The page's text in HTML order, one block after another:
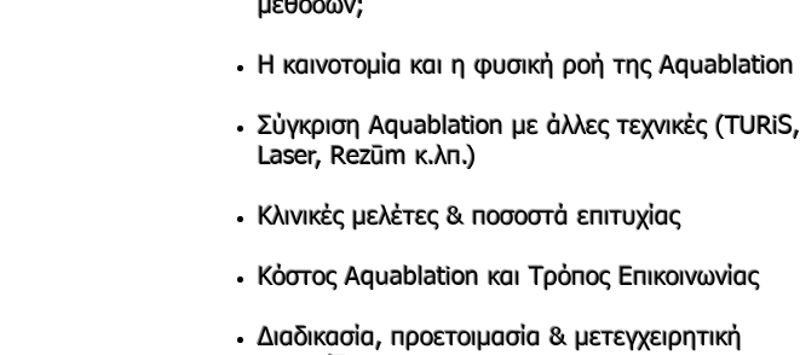
μεθόδων;
Η καινοτομία και η φυσική ροή της Aquablation
Σύγκριση Aquablation με άλλες τεχνικές (TURiS,
Laser, Rezūm κ.λπ.)
Κλινικές μελέτες & ποσοστά επιτυχίας
Κόστος Aquablation και Τρόπος Επικοινωνίας
Διαδικασία, προετοιμασία & μετεγχειρητική